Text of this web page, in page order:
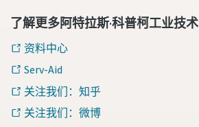
了解更多阿特拉斯·科普柯工业技术
资料中心
Serv-Aid
关注我们：知乎
关注我们：微博